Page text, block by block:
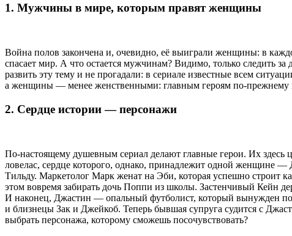
1. Мужчины в мире, которым правят женщины
Война полов закончена и, очевидно, её выиграли женщины: в
спасает мир. А что остается мужчинам? Видимо, только следить
развить эту тему и не прогадали: в сериале известные всем
а женщины — менее женственными: главным героям по-прежнему
2. Сердце истории — персонажи
По-настоящему душевным сериал делают главные герои. Их
ловелас, сердце которого, однако, принадлежит одной женщине
Тильду. Маркетолог Марк женат на Эби, которая успешно строит
этом вовремя забирать дочь Поппи из школы. Застенчивый Кейн
И наконец, Джастин — опальный футболист, который вынужден
и близнецы Зак и Джейкоб. Теперь бывшая супруга судится с
выбрать персонажа, которому сможешь посочувствовать?